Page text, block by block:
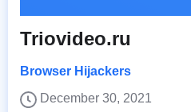
Triovideo.ru
Browser Hijackers
December 30, 2021